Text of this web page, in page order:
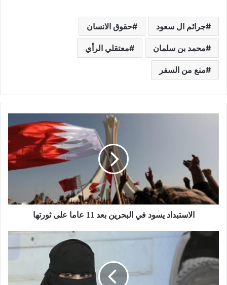
جرائم ال سعود حقوق الانسان
محمد بن سلمان معتقلي الرأي
منع من السفر
الاستبداد يسود في البحرين بعد 11 عاما على ثورتها